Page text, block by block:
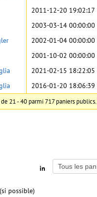
21 - 40 parmi 717 paniers publics.
2011-12-20 19:02:17
2003-03-14 00:00:00
2002-01-04 00:00:00
2001-10-02 00:00:00
2021-02-15 18:22:05
2016-01-20 18:06:39
in
possible)